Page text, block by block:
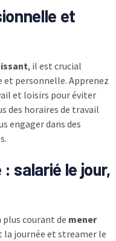
et
, il est crucial
et personnelle. Apprenez
et loisirs pour éviter
des horaires de travail
engager dans des
salarié le jour,
plus courant de mener
la journée et streamer le